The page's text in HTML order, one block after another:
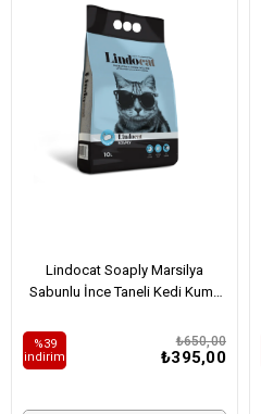
Lindocat Soaply Marsilya
Sabunlu İnce Taneli Kedi Kumu
₺395,00
₺650,00
%39
i̇ndirim